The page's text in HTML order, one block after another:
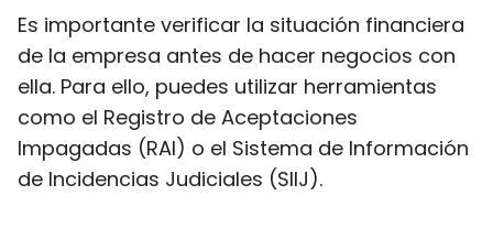
Es importante verificar la situación financiera
de la empresa antes de hacer negocios con
ella. Para ello, puedes utilizar herramientas
como el Registro de Aceptaciones
Impagadas (RAI) o el Sistema de Información
de Incidencias Judiciales (SIIJ).